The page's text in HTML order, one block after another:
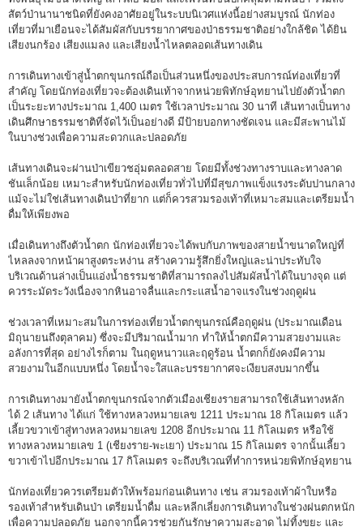
สัตว์ป่านานาชนิดที่ยังคงอาศัยอยู่ในระบบนิเวศแห่งนี้อย่างสมบูรณ์ นักท่อง
เที่ยวที่มาเยือนจะได้สัมผัสกับบรรยากาศของป่าธรรมชาติอย่างใกล้ชิด ได้ยิน
เสียงนกร้อง เสียงแมลง และเสียงน้ำไหลตลอดเส้นทางเดิน
การเดินทางเข้าสู่น้ำตกขุนกรณ์ถือเป็นส่วนหนึ่งของประสบการณ์ท่องเที่ยวที่
สำคัญ โดยนักท่องเที่ยวจะต้องเดินเท้าจากหน่วยพิทักษ์อุทยานไปยังตัวน้ำตก
เป็นระยะทางประมาณ 1,400 เมตร ใช้เวลาประมาณ 30 นาที เส้นทางเป็นทาง
เดินศึกษาธรรมชาติที่จัดไว้เป็นอย่างดี มีป้ายบอกทางชัดเจน และมีสะพานไม้
ในบางช่วงเพื่อความสะดวกและปลอดภัย
เส้นทางเดินจะผ่านป่าเขียวชอุ่มตลอดสาย โดยมีทั้งช่วงทางราบและทางลาด
ชันเล็กน้อย เหมาะสำหรับนักท่องเที่ยวทั่วไปที่มีสุขภาพแข็งแรงระดับปานกลาง
แม้จะไม่ใช่เส้นทางเดินป่าที่ยาก แต่ก็ควรสวมรองเท้าที่เหมาะสมและเตรียมน้ำ
ดื่มให้เพียงพอ
เมื่อเดินทางถึงตัวน้ำตก นักท่องเที่ยวจะได้พบกับภาพของสายน้ำขนาดใหญ่ที่
ไหลลงจากหน้าผาสูงตระหง่าน สร้างความรู้สึกยิ่งใหญ่และน่าประทับใจ
บริเวณด้านล่างเป็นแอ่งน้ำธรรมชาติที่สามารถลงไปสัมผัสน้ำได้ในบางจุด แต่
ควรระมัดระวังเนื่องจากหินอาจลื่นและกระแสน้ำอาจแรงในช่วงฤดูฝน
ช่วงเวลาที่เหมาะสมในการท่องเที่ยวน้ำตกขุนกรณ์คือฤดูฝน (ประมาณเดือน
มิถุนายนถึงตุลาคม) ซึ่งจะมีปริมาณน้ำมาก ทำให้น้ำตกมีความสวยงามและ
อลังการที่สุด อย่างไรก็ตาม ในฤดูหนาวและฤดูร้อน น้ำตกก็ยังคงมีความ
สวยงามในอีกแบบหนึ่ง โดยน้ำจะใสและบรรยากาศจะเงียบสงบมากขึ้น
การเดินทางมายังน้ำตกขุนกรณ์จากตัวเมืองเชียงรายสามารถใช้เส้นทางหลัก
ได้ 2 เส้นทาง ได้แก่ ใช้ทางหลวงหมายเลข 1211 ประมาณ 18 กิโลเมตร แล้ว
เลี้ยวขวาเข้าสู่ทางหลวงหมายเลข 1208 อีกประมาณ 11 กิโลเมตร หรือใช้
ทางหลวงหมายเลข 1 (เชียงราย-พะเยา) ประมาณ 15 กิโลเมตร จากนั้นเลี้ยว
ขวาเข้าไปอีกประมาณ 17 กิโลเมตร จะถึงบริเวณที่ทำการหน่วยพิทักษ์อุทยาน
นักท่องเที่ยวควรเตรียมตัวให้พร้อมก่อนเดินทาง เช่น สวมรองเท้าผ้าใบหรือ
รองเท้าสำหรับเดินป่า เตรียมน้ำดื่ม และหลีกเลี่ยงการเดินทางในช่วงฝนตกหนัก
เพื่อความปลอดภัย นอกจากนี้ควรช่วยกันรักษาความสะอาด ไม่ทิ้งขยะ และ